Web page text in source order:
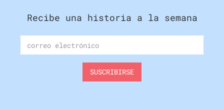
Recibe una historia a la semana